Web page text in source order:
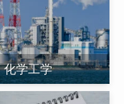
化学工学